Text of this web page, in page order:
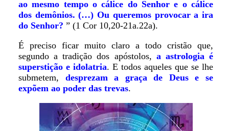
ao mesmo tempo o cálice do Senhor e o cálice
dos demônios. (…) Ou queremos provocar a ira
do Senhor? ” (1 Cor 10,20-21a.22a).
É preciso ficar muito claro a todo cristão que,
segundo a tradição dos apóstolos, a astrologia é
superstição e idolatria. E todos aqueles que se lhe
submetem, desprezam a graça de Deus e se
expõem ao poder das trevas.